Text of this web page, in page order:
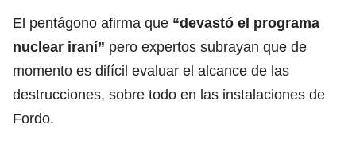
El pentágono afirma que “devastó el programa
nuclear iraní” pero expertos subrayan que de
momento es difícil evaluar el alcance de las
destrucciones, sobre todo en las instalaciones de
Fordo.